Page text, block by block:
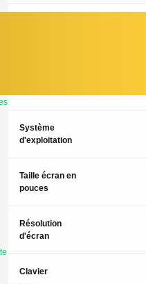
Système
d'exploitation
Taille écran en
pouces
Résolution
d'écran
Clavier